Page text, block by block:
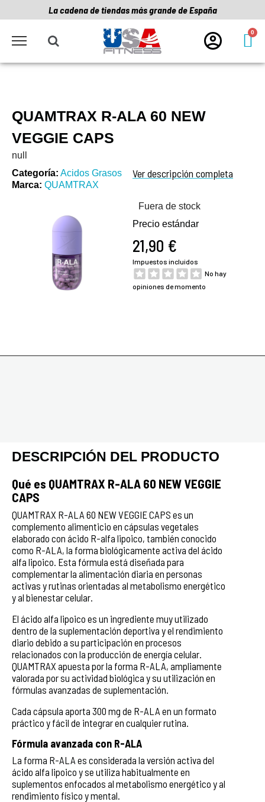
La cadena de tiendas más grande de España
QUAMTRAX R-ALA 60 NEW
VEGGIE CAPS
null
Categoría Acidos Grasos
Marca QUAMTRAX
Ver descripción completa
Fuera de stock
Precio estándar
21,90 €
Impuestos incluidos
No hay
opiniones de momento
DESCRIPCIÓN DEL PRODUCTO
Qué es QUAMTRAX R-ALA 60 NEW VEGGIE
CAPS
QUAMTRAX R-ALA 60 NEW VEGGIE CAPS es un
complemento alimenticio en cápsulas vegetales
elaborado con ácido R-alfa lipoico, también conocido
como R-ALA, la forma biológicamente activa del ácido
alfa lipoico. Esta fórmula está diseñada para
complementar la alimentación diaria en personas
activas y rutinas orientadas al metabolismo energético
y al bienestar celular.
El ácido alfa lipoico es un ingrediente muy utilizado
dentro de la suplementación deportiva y el rendimiento
diario debido a su participación en procesos
relacionados con la producción de energía celular.
QUAMTRAX apuesta por la forma R-ALA, ampliamente
valorada por su actividad biológica y su utilización en
fórmulas avanzadas de suplementación.
Cada cápsula aporta 300 mg de R-ALA en un formato
práctico y fácil de integrar en cualquier rutina.
Fórmula avanzada con R-ALA
La forma R-ALA es considerada la versión activa del
ácido alfa lipoico y se utiliza habitualmente en
suplementos enfocados al metabolismo energético y al
rendimiento físico y mental.